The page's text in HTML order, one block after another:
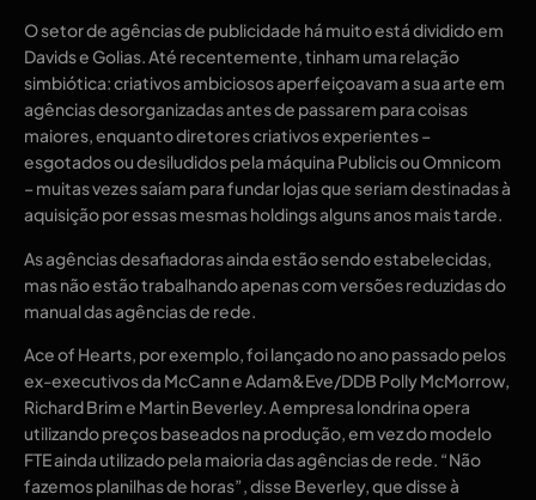
O setor de agências de publicidade há muito está dividido em
Davids e Golias. Até recentemente, tinham uma relação
simbiótica: criativos ambiciosos aperfeiçoavam a sua arte em
agências desorganizadas antes de passarem para coisas
maiores, enquanto diretores criativos experientes –
esgotados ou desiludidos pela máquina Publicis ou Omnicom
– muitas vezes saíam para fundar lojas que seriam destinadas à
aquisição por essas mesmas holdings alguns anos mais tarde.
As agências desafiadoras ainda estão sendo estabelecidas,
mas não estão trabalhando apenas com versões reduzidas do
manual das agências de rede.
Ace of Hearts, por exemplo, foi lançado no ano passado pelos
ex-executivos da McCann e Adam&Eve/DDB Polly McMorrow,
Richard Brim e Martin Beverley. A empresa londrina opera
utilizando preços baseados na produção, em vez do modelo
FTE ainda utilizado pela maioria das agências de rede. “Não
fazemos planilhas de horas”, disse Beverley, que disse à